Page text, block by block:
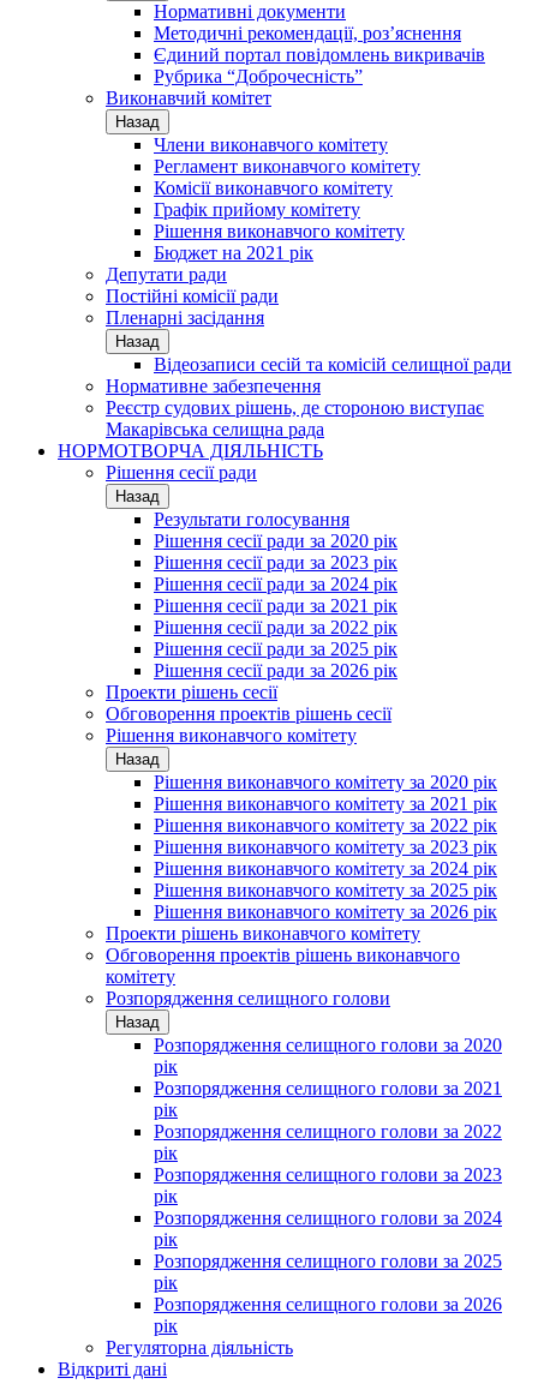
Нормативні документи
Методичні рекомендації, роз’яснення
Єдиний портал повідомлень викривачів
Рубрика “Доброчесність”
Виконавчий комітет
Назад
Члени виконавчого комітету
Регламент виконавчого комітету
Комісії виконавчого комітету
Графік прийому комітету
Рішення виконавчого комітету
Бюджет на 2021 рік
Депутати ради
Постійні комісії ради
Пленарні засідання
Назад
Відеозаписи сесій та комісій селищної ради
Нормативне забезпечення
Реєстр судових рішень, де стороною виступає
Макарівська селищна рада
НОРМОТВОРЧА ДІЯЛЬНІСТЬ
Рішення сесії ради
Назад
Результати голосування
Рішення сесії ради за 2020 рік
Рішення сесії ради за 2023 рік
Рішення сесії ради за 2024 рік
Рішення сесії ради за 2021 рік
Рішення сесії ради за 2022 рік
Рішення сесії ради за 2025 рік
Рішення сесії ради за 2026 рік
Проекти рішень сесії
Обговорення проектів рішень сесії
Рішення виконавчого комітету
Назад
Рішення виконавчого комітету за 2020 рік
Рішення виконавчого комітету за 2021 рік
Рішення виконавчого комітету за 2022 рік
Рішення виконавчого комітету за 2023 рік
Рішення виконавчого комітету за 2024 рік
Рішення виконавчого комітету за 2025 рік
Рішення виконавчого комітету за 2026 рік
Проекти рішень виконавчого комітету
Обговорення проектів рішень виконавчого
комітету
Розпорядження селищного голови
Назад
Розпорядження селищного голови за 2020
рік
Розпорядження селищного голови за 2021
рік
Розпорядження селищного голови за 2022
рік
Розпорядження селищного голови за 2023
рік
Розпорядження селищного голови за 2024
рік
Розпорядження селищного голови за 2025
рік
Розпорядження селищного голови за 2026
рік
Регуляторна діяльність
Відкриті дані